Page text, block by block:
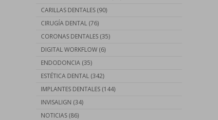
CARILLAS DENTALES (90)
CIRUGÍA DENTAL (76)
CORONAS DENTALES (35)
DIGITAL WORKFLOW (6)
ENDODONCIA (35)
ESTÉTICA DENTAL (342)
IMPLANTES DENTALES (144)
INVISALIGN (34)
NOTICIAS (86)